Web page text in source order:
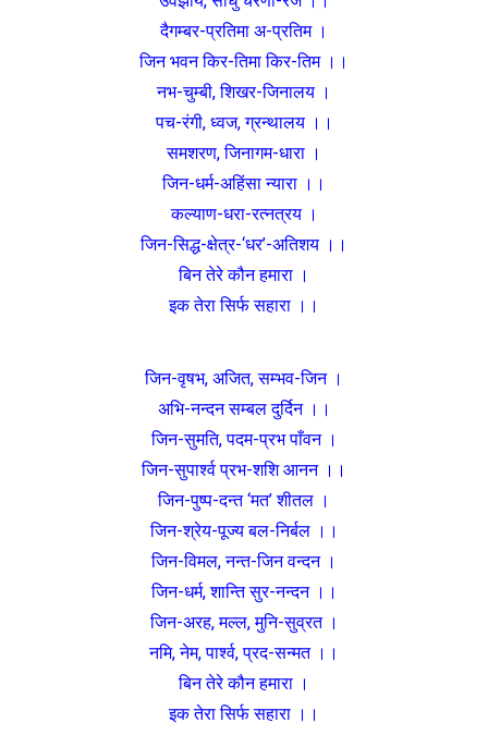
दैगम्बर-प्रतिमा अ-प्रतिम ।
जिन भवन किर-तिमा किर-तिम ।।
नभ-चुम्बी, शिखर-जिनालय ।
पच-रंगी, ध्वज, ग्रन्थालय ।।
समशरण, जिनागम-धारा ।
जिन-धर्म-अहिंसा न्यारा ।।
कल्याण-धरा-रत्नत्रय ।
जिन-सिद्ध-क्षेत्र-‘धर’-अतिशय ।।
बिन तेरे कौन हमारा ।
इक तेरा सिर्फ सहारा ।।
जिन-वृषभ, अजित, सम्भव-जिन ।
अभि-नन्दन सम्बल दुर्दिन ।।
जिन-सुमति, पदम-प्रभ पाँवन ।
जिन-सुपार्श्व प्रभ-शशि आनन ।।
जिन-पुष्प-दन्त ‘मत’ शीतल ।
जिन-श्रेय-पूज्य बल-निर्बल ।।
जिन-विमल, नन्त-जिन वन्दन ।
जिन-धर्म, शान्ति सुर-नन्दन ।।
जिन-अरह, मल्ल, मुनि-सुव्रत ।
नमि, नेम, पार्श्व, प्रद-सन्मत ।।
बिन तेरे कौन हमारा ।
इक तेरा सिर्फ सहारा ।।